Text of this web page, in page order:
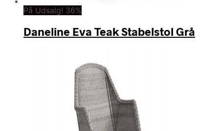
På Udsalg! 36%
Daneline Eva Teak Stabelstol Grå